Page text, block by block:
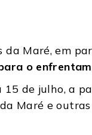
da Maré, em
o
15 de julho, a
Maré e